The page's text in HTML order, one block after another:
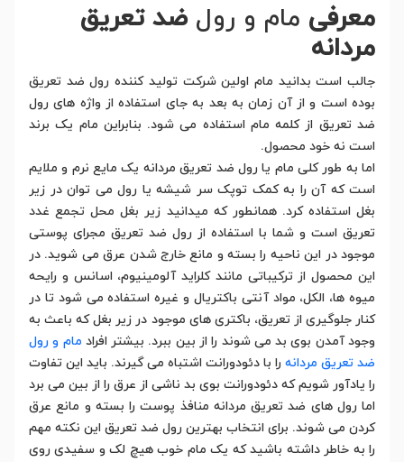
معرفی مام و رول ضد تعریق
مردانه
جالب است بدانید مام اولین شرکت تولید کننده رول ضد تعریق
بوده است و از آن زمان به بعد به جای استفاده از واژه های رول
ضد تعریق از کلمه مام استفاده می شود. بنابراین مام یک برند
است نه خود محصول.
اما به طور کلی مام یا رول ضد تعریق مردانه یک مایع نرم و ملایم
است که آن را به کمک توپک سر شیشه یا رول می توان در زیر
بغل استفاده کرد. همانطور که میدانید زیر بغل محل تجمع غدد
تعریق است و شما با استفاده از رول ضد تعریق مجرای پوستی
موجود در این ناحیه را بسته و مانع خارج شدن عرق می شوید. در
این محصول از ترکیباتی مانند کلراید آلومینیوم، اسانس و رایحه
میوه ها، الکل، مواد آنتی باکتریال و غیره استفاده می شود تا در
کنار جلوگیری از تعریق، باکتری های موجود در زیر بغل که باعث به
وجود آمدن بوی بد می شوند را از بین ببرد. بیشتر افراد مام و رول
ضد تعریق مردانه را با دئودورانت اشتباه می گیرند. باید این تفاوت
را یادآور شویم که دئودورانت بوی بد ناشی از عرق را از بین می برد
اما رول های ضد تعریق مردانه منافذ پوست را بسته و مانع عرق
کردن می شوند. برای انتخاب بهترین رول ضد تعریق این نکته مهم
را به خاطر داشته باشید که یک مام خوب هیچ لک و سفیدی روی